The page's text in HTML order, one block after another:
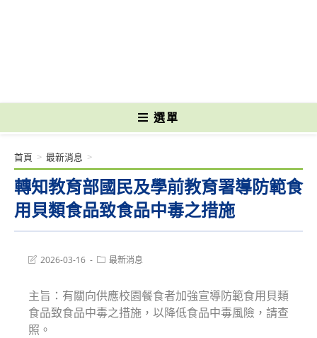
選單
轉知教育部國民及學前教育署導防範食
用貝類食品致食品中毒之措施
首頁 > 最新消息 >
Post2026-03-16
Post最新消息
主旨：有關向供應校園餐食者加強宣導防範食用貝類
食品致食品中毒之措施，以降低食品中毒風險，請查
照。